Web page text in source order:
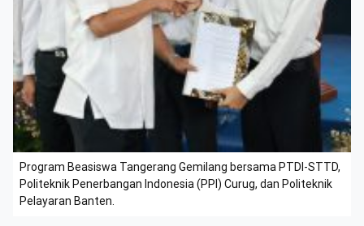
Program Beasiswa Tangerang Gemilang bersama PTDI-STTD,
Politeknik Penerbangan Indonesia (PPI) Curug, dan Politeknik
Pelayaran Banten.